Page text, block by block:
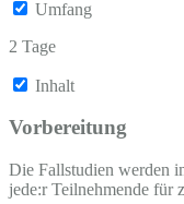
Umfang
2 Tage
Inhalt
Vorbereitung
Die Fallstudien werden
jede:r Teilnehmende für